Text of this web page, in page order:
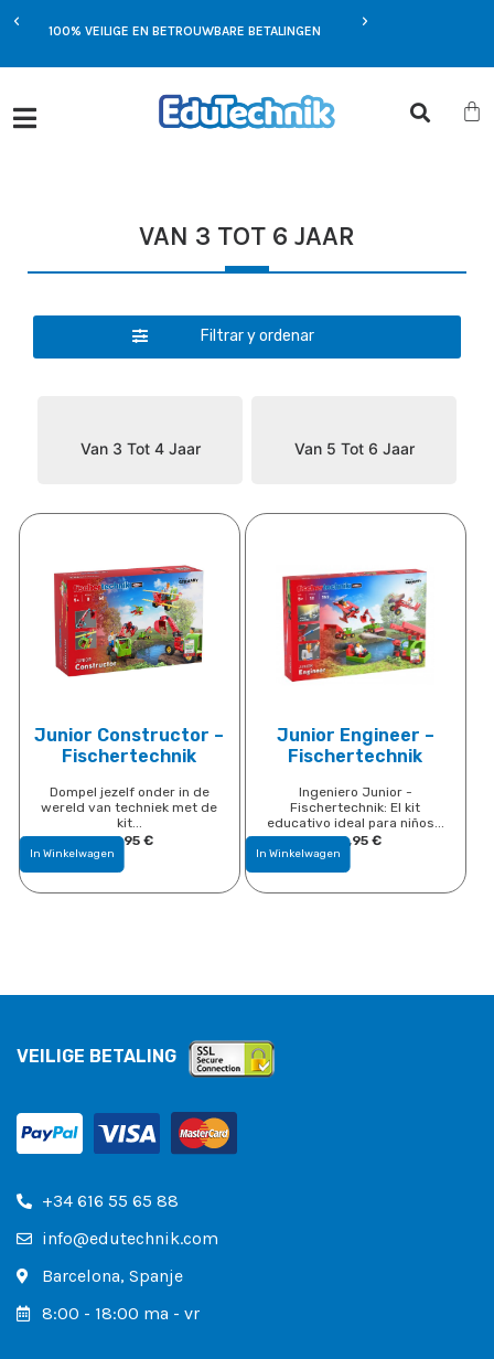
100% VEILIGE EN BETROUWBARE BETALINGEN
EXCLUSIEVE
VAN 3 TOT 6 JAAR
Filtrar y ordenar
Van 3 Tot 4 Jaar Van 5 Tot 6 Jaar
Junior Constructor –
Fischertechnik
Dompel jezelf onder in de
wereld van techniek met de
kit...
19,95 ​€
In Winkelwagen
Junior Engineer –
Fischertechnik
Ingeniero Junior -
Fischertechnik: El kit
educativo ideal para niños...
40,95​€
In Winkelwagen
VEILIGE BETALING
+34 616 55 65 88
info@edutechnik.com
Barcelona, ​​Spanje
8:00 - 18:00 ma - vr